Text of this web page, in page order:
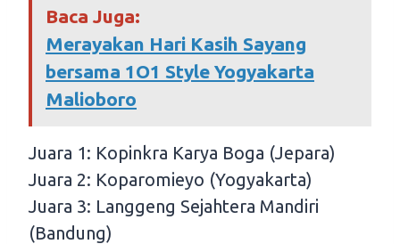
Baca Juga:
Merayakan Hari Kasih Sayang
bersama 1O1 Style Yogyakarta
Malioboro
Juara 1: Kopinkra Karya Boga (Jepara)
Juara 2: Koparomieyo (Yogyakarta)
Juara 3: Langgeng Sejahtera Mandiri
(Bandung)